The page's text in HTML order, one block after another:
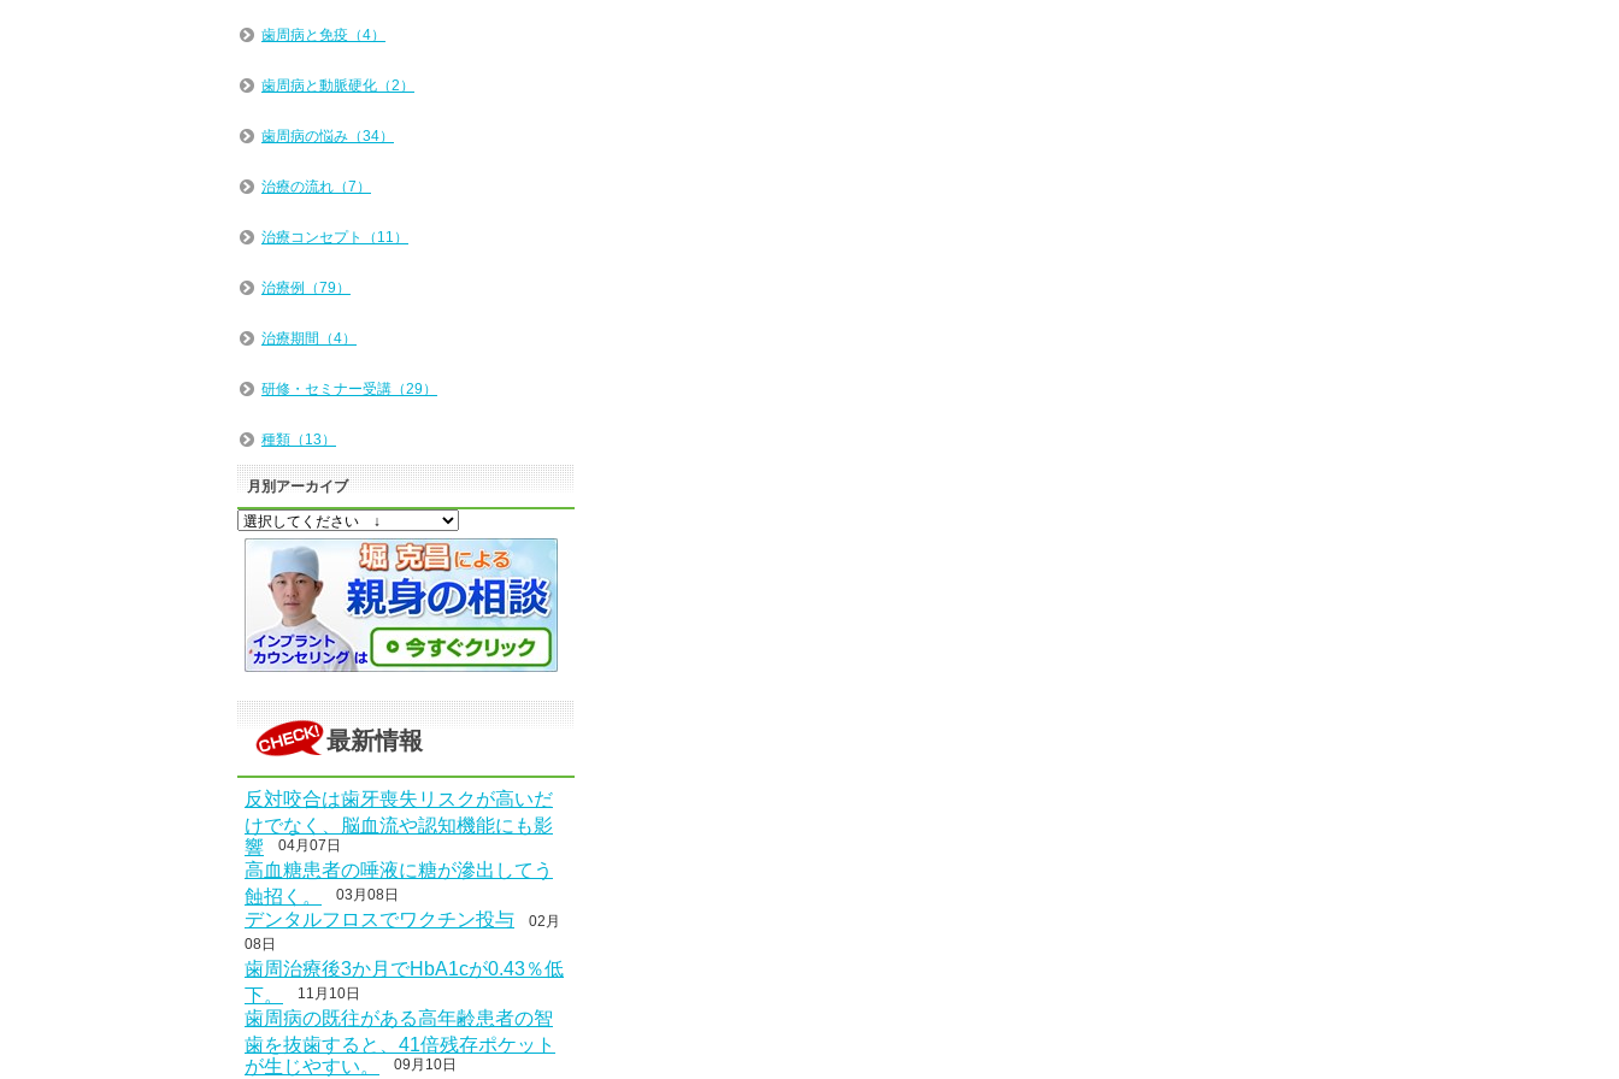
歯周病と免疫（4）
歯周病と動脈硬化（2）
歯周病の悩み（34）
治療の流れ（7）
治療コンセプト（11）
治療例（79）
治療期間（4）
研修・セミナー受講（29）
種類（13）
月別アーカイブ
最新情報
反対咬合は歯牙喪失リスクが高いだ
けでなく、脳血流や認知機能にも影
響 04月07日
高血糖患者の唾液に糖が滲出してう
蝕招く。 03月08日
デンタルフロスでワクチン投与 02月
08日
歯周治療後3か月でHbA1cが0.43％低
下。 11月10日
歯周病の既往がある高年齢患者の智
歯を抜歯すると、41倍残存ポケット
が生じやすい。
09月10日